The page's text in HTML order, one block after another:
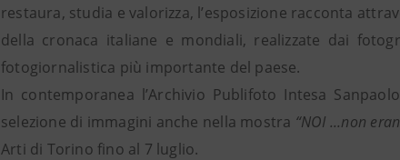
restaura, studia e valorizza, l’esposizione racconta
della cronaca italiane e mondiali, realizzate dai
fotogiornalistica più importante del paese.
In contemporanea l’Archivio Publifoto Intesa
selezione di immagini anche nella mostra “NOI ...non
Arti di Torino fino al 7 luglio.